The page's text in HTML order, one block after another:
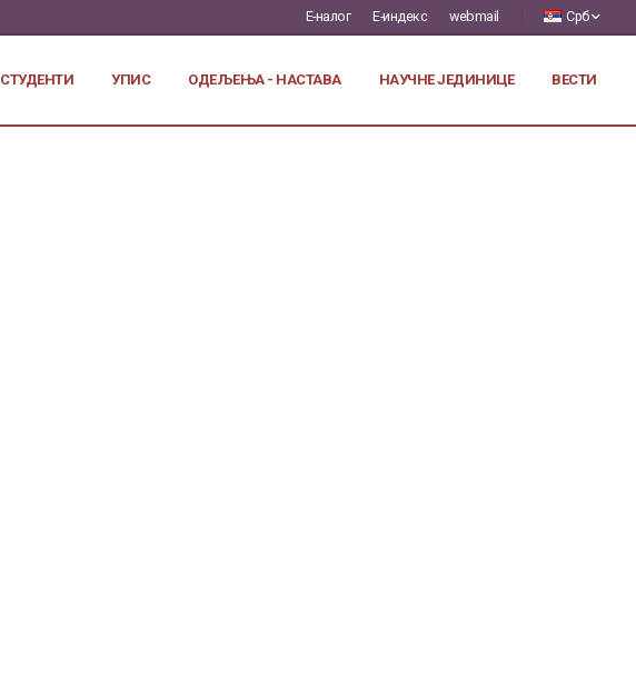
Е-налог Е-индекс webmail Срб
СТУДЕНТИ УПИС ОДЕЉЕЊА - НАСТАВА НАУЧНЕ ЈЕДИНИЦЕ ВЕСТИ